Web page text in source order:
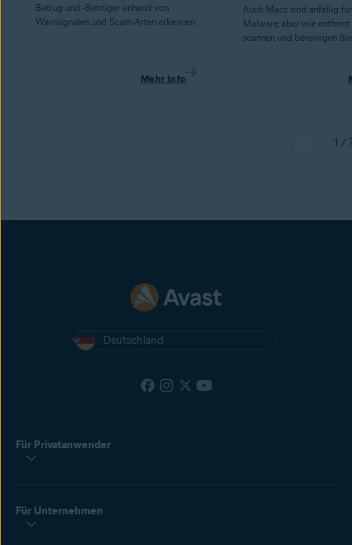
Betrug und -Betrüger anhand von
Warnsignalen und Scam-Arten erkennen.
Mehr Info
Auch Macs sind anfällig
Malware, aber wie entfernt
scannen und bereinigen
1 /
Deutschland
Für Privatanwender
Für Unternehmen